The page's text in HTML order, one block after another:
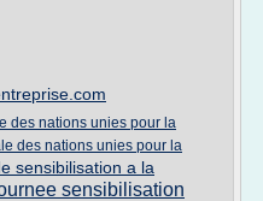
des nations unies pour la
des nations unies pour la
sensibilisation a la
sensibilisation